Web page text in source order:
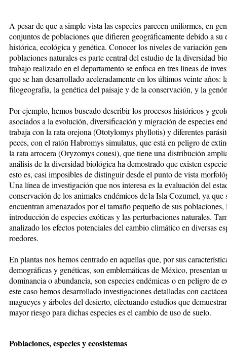
A pesar de que a simple vista las especies parecen uniformes, en
conjuntos de poblaciones que difieren geográficamente debido a su
histórica, ecológica y genética. Conocer los niveles de variación
poblaciones naturales es parte central del estudio de la diversidad
trabajo realizado en el departamento se enfoca en tres líneas de
que se han desarrollado aceleradamente en los últimos veinte años:
filogeografía, la genética del paisaje y de la conservación, y la
Por ejemplo, hemos buscado describir los procesos históricos y
asociados a la evolución, diversificación y migración de especies
trabaja con la rata orejona (Ototylomys phyllotis) y diferentes
peces, con el ratón Habromys simulatus, que está en peligro de
la rata arrocera (Oryzomys couesi), que tiene una distribución
análisis de la diversidad biológica ha demostrado que existen
esto es, casi imposibles de distinguir desde el punto de vista
Una línea de investigación que nos interesa es la evaluación del
conservación de los animales endémicos de la Isla Cozumel, ya que
encuentran amenazados por el tamaño pequeño de sus poblaciones,
introducción de especies exóticas y las perturbaciones naturales.
analizado los efectos potenciales del cambio climático en diversas
roedores.
En plantas nos hemos centrado en aquellas que, por sus
demográficas y genéticas, son emblemáticas de México, presentan
dominancia o abundancia, son especies endémicas o en peligro de
este caso hemos desarrollado investigaciones detalladas con
magueyes y árboles del desierto, efectuando estudios que
mayor riesgo para dichas especies es el cambio de uso de suelo.
Poblaciones, especies y ecosistemas